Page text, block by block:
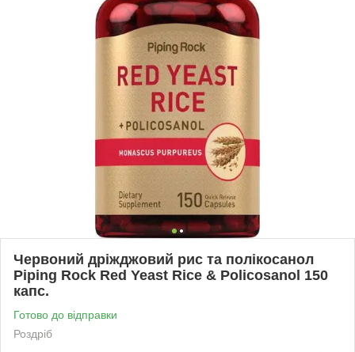
Червоний дріжджовий рис та полікосанол
Piping Rock Red Yeast Rice & Policosanol 150
капс.
Готово до відправки
Роздріб